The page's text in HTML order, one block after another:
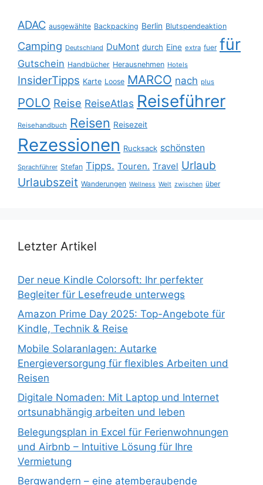
ADAC ausgewählte Backpacking Berlin Blutspendeaktion
Camping Deutschland DuMont durch Eine extra fuer für
Gutschein Handbücher Herausnehmen Hotels
InsiderTipps Karte Loose MARCO nach plus
POLO Reise ReiseAtlas Reiseführer
Reisehandbuch Reisen Reisezeit
Rezessionen Rucksack schönsten
Sprachführer Stefan Tipps. Touren. Travel Urlaub
Urlaubszeit Wanderungen Wellness Welt zwischen über
Letzter Artikel
Der neue Kindle Colorsoft: Ihr perfekter
Begleiter für Lesefreude unterwegs
Amazon Prime Day 2025: Top-Angebote für
Kindle, Technik & Reise
Mobile Solaranlagen: Autarke
Energieversorgung für flexibles Arbeiten und
Reisen
Digitale Nomaden: Mit Laptop und Internet
ortsunabhängig arbeiten und leben
Belegungsplan in Excel für Ferienwohnungen
und Airbnb – Intuitive Lösung für Ihre
Vermietung
Bergwandern – eine atemberaubende